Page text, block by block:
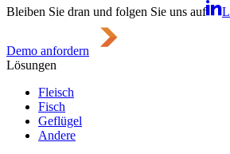
Bleiben Sie dran und folgen Sie uns auf
Demo anfordern
Lösungen
Fleisch
Fisch
Geflügel
Andere